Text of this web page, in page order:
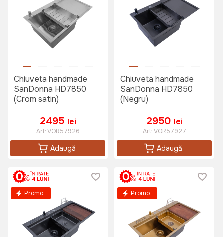
Chiuveta handmade
SanDonna HD7850
(Crom satin)
2495 lei
Art:VOR57926
Adaugă
Chiuveta handmade
SanDonna HD7850
(Negru)
2950 lei
Art:VOR57927
Adaugă
Promo Promo